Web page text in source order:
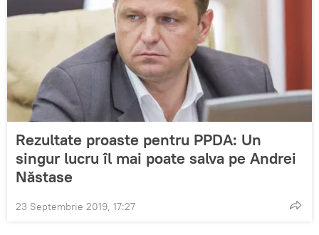
Rezultate proaste pentru PPDA: Un
singur lucru îl mai poate salva pe Andrei
Năstase
23 Septembrie 2019, 17:27